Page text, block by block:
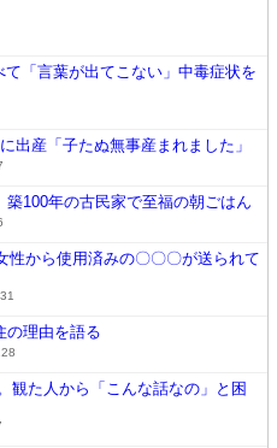
「言葉が出てこない」中毒症状を
出産「子たぬ無事産まれました」
100年の古民家で至福の朝ごはん
から使用済みの〇〇〇が送られて
の理由を語る
観た人から「こんな話なの」と困